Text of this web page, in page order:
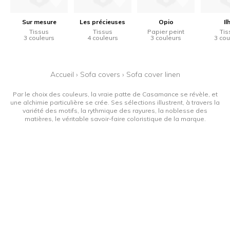
Sur mesure
Tissus
3 couleurs
Les précieuses
Tissus
4 couleurs
Opio
Papier peint
3 couleurs
3
Accueil › Sofa covers › Sofa cover linen
Par le choix des couleurs, la vraie patte de Casamance se révèle, et
une alchimie particulière se crée. Ses sélections illustrent, à travers la
variété des motifs, la rythmique des rayures, la noblesse des
matières, le véritable savoir-faire coloristique de la marque.